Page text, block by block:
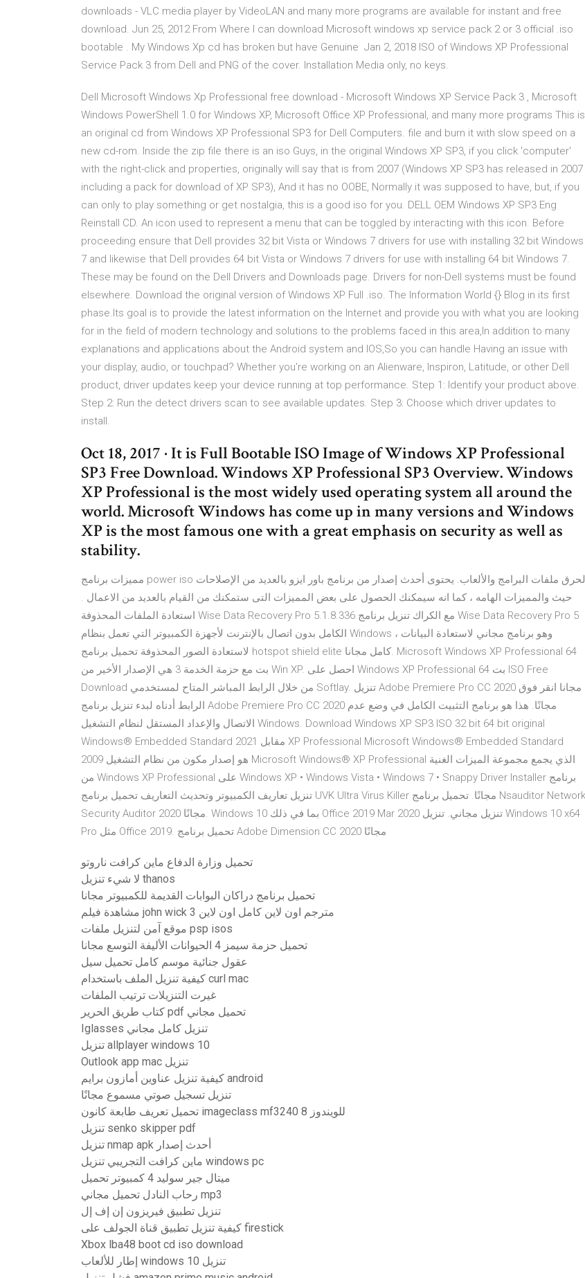
downloads - VLC media player by VideoLAN and many more programs are available for instant and free
download. Jun 25, 2012 From Where I can download Microsoft windows xp service pack 2 or 3 official .iso
bootable . My Windows Xp cd has broken but have Genuine Jan 2, 2018 ISO of Windows XP Professional
Service Pack 3 from Dell and PNG of the cover. Installation Media only, no keys.
Dell Microsoft Windows Xp Professional free download - Microsoft Windows XP Service Pack 3 , Microsoft
Windows PowerShell 1.0 for Windows XP, Microsoft Office XP Professional, and many more programs This is
an original cd from Windows XP Professional SP3 for Dell Computers. file and burn it with slow speed on a
new cd-rom. Inside the zip file there is an iso Guys, in the original Windows XP SP3, if you click 'computer'
with the right-click and properties, originally will say that is from 2007 (Windows XP SP3 has released in 2007
including a pack for download of XP SP3), And it has no OOBE, Normally it was supposed to have, but, if you
can only to play something or get nostalgia, this is a good iso for you. DELL OEM Windows XP SP3 Eng
Reinstall CD. An icon used to represent a menu that can be toggled by interacting with this icon. Before
proceeding ensure that Dell provides 32 bit Vista or Windows 7 drivers for use with installing 32 bit Windows
7 and likewise that Dell provides 64 bit Vista or Windows 7 drivers for use with installing 64 bit Windows 7.
These may be found on the Dell Drivers and Downloads page. Drivers for non-Dell systems must be found
elsewhere. Download the original version of Windows XP Full .iso. The Information World {} Blog in its first
phase.Its goal is to provide the latest information on the Internet and provide you with what you are looking
for in the field of modern technology and solutions to the problems faced in this area,In addition to many
explanations and applications about the Android system and IOS,So you can handle Having an issue with
your display, audio, or touchpad? Whether you're working on an Alienware, Inspiron, Latitude, or other Dell
product, driver updates keep your device running at top performance. Step 1: Identify your product above.
Step 2: Run the detect drivers scan to see available updates. Step 3: Choose which driver updates to
install.
Oct 18, 2017 · It is Full Bootable ISO Image of Windows XP Professional
SP3 Free Download. Windows XP Professional SP3 Overview. Windows
XP Professional is the most widely used operating system all around the
world. Microsoft Windows has come up in many versions and Windows
XP is the most famous one with a great emphasis on security as well as
stability.
مميزات برنامج power iso لحرق ملفات البرامج والألعاب. يحتوى أحدث إصدار من برنامج باور ايزو بالعديد من الإصلاحات
حيث والمميزات الهامه ، كما انه سيمكنك الحصول على بعض المميزات التى ستمكنك من القيام بالعديد من الاعمال .
استعادة الملفات المحذوفة Wise Data Recovery Pro 5.1.8.336 مع الكراك تنزيل برنامج Wise Data Recovery Pro 5
الكامل بدون اتصال بالإنترنت لأجهزة الكمبيوتر التي تعمل بنظام Windows ، وهو برنامج مجاني لاستعادة البيانات
لاستعادة الصور المحذوفة تحميل برنامج hotspot shield elite كامل مجانا. Microsoft Windows XP Professional 64
بت مع حزمة الخدمة 3 هي الإصدار الأخير من Win XP. احصل على Windows XP Professional 64 بت ISO Free
Download من خلال الرابط المباشر المتاح لمستخدمي Softlay. تنزيل Adobe Premiere Pro CC 2020 مجانا انقر فوق
الرابط أدناه لبدء تنزيل برنامج Adobe Premiere Pro CC 2020 مجانًا. هذا هو برنامج التثبيت الكامل في وضع عدم
الاتصال والإعداد المستقل لنظام التشغيل Windows. Download Windows XP SP3 ISO 32 bit 64 bit original
Windows® Embedded Standard 2021 مقابل XP Professional Microsoft Windows® Embedded Standard
2009 هو إصدار مكون من نظام التشغيل Microsoft Windows® XP Professional الذي يجمع مجموعة الميزات الغنية
من Windows XP Professional على Windows XP • Windows Vista • Windows 7 • Snappy Driver Installer برنامج
تنزيل تعاريف الكمبيوتر وتحديث التعاريف تحميل برنامج UVK Ultra Virus Killer مجانًا. تحميل برنامج Nsauditor Network
Security Auditor 2020 مجانًا. Windows 10 بما في ذلك Office 2019 Mar 2020 تنزيل مجاني. تنزيل Windows 10 x64
Pro مثل Office 2019. تحميل برنامج Adobe Dimension CC 2020 مجانًا
تحميل وزارة الدفاع ماين كرافت ناروتو
لا شيء تنزيل thanos
تحميل برنامج دراكان البوابات القديمة للكمبيوتر مجانا
مشاهدة فيلم john wick 3 مترجم اون لاين كامل اون لاين
موقع آمن لتنزيل ملفات psp isos
تحميل حزمة سيمز 4 الحيوانات الأليفة التوسع مجانا
عقول جنائية موسم كامل تحميل سيل
كيفية تنزيل الملف باستخدام curl mac
غيرت التنزيلات ترتيب الملفات
كتاب طريق الحرير pdf تحميل مجاني
Iglasses تنزيل كامل مجاني
تنزيل allplayer windows 10
Outlook app mac تنزيل
كيفية تنزيل عناوين أمازون برايم android
تنزيل تسجيل صوتي مسموع مجانًا
تحميل تعريف طابعة كانون imageclass mf3240 للويندوز 8
تنزيل senko skipper pdf
تنزيل nmap apk أحدث إصدار
ماين كرافت التجريبي تنزيل windows pc
ميتال جير سوليد 4 كمبيوتر تحميل
رحاب النادل تحميل مجاني mp3
تنزيل تطبيق فيريزون إن إف إل
كيفية تنزيل تطبيق قناة الجولف على firestick
Xbox lba48 boot cd iso download
إطار للألعاب windows 10 تنزيل